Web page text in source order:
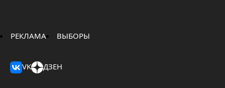
РЕКЛАМА ВЫБОРЫ
VK ДЗЕН